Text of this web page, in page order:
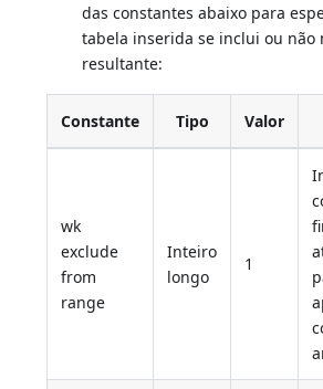
das constantes abaixo para
tabela inserida se inclui ou não
resultante:
Constante Tipo Valor
wk
exclude
from
range
Inteiro
longo
1